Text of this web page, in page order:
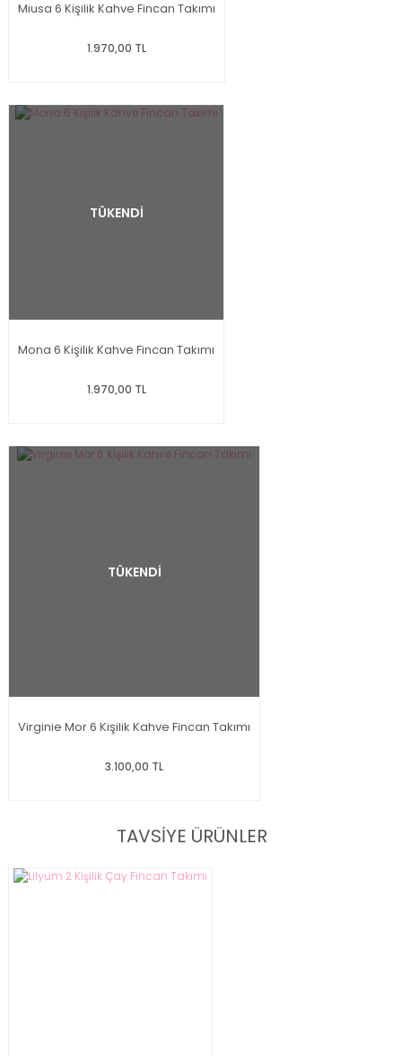
Miusa 6 Kişilik Kahve Fincan Takımı
1.970,00 TL
TÜKENDİ
Mona 6 Kişilik Kahve Fincan Takımı
1.970,00 TL
TÜKENDİ
Virginie Mor 6 Kişilik Kahve Fincan Takımı
3.100,00 TL
TAVSİYE ÜRÜNLER